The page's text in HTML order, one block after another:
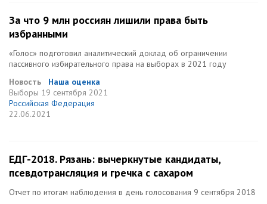
За что 9 млн россиян лишили права быть
избранными
«Голос» подготовил аналитический доклад об ограничении
пассивного избирательного права на выборах в 2021 году
Новость
Наша оценка
Выборы 19 сентября 2021
Российская Федерация
22.06.2021
ЕДГ-2018. Рязань: вычеркнутые кандидаты,
псевдотрансляция и гречка с сахаром
Отчет по итогам наблюдения в день голосования 9 сентября 2018